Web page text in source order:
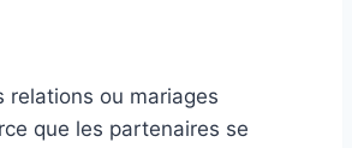
relations ou mariages
que les partenaires se